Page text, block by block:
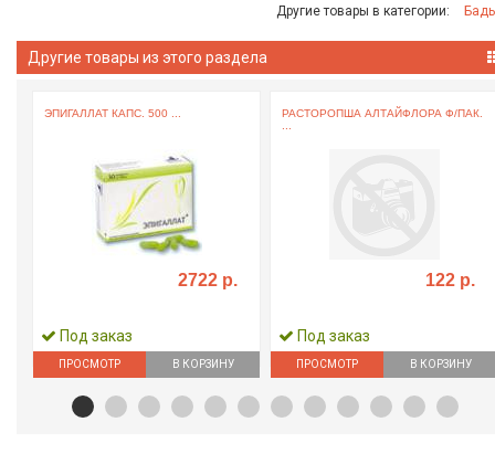
Другие товары в категории:
Другие товары из этого раздела
ЭПИГАЛЛАТ КАПС. 500 ...
2722 р.
Под заказ
ПРОСМОТР В КОРЗИНУ
РАСТОРОПША АЛТАЙФЛОРА Ф/ПАК.
122 р.
Под заказ
ПРОСМОТР В КОРЗИНУ